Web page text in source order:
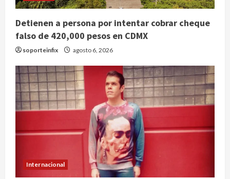
Detienen a persona por intentar cobrar cheque
falso de 420,000 pesos en CDMX
soporteinfix agosto 6, 2026
Internacional